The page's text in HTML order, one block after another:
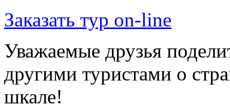
Заказать тур on-line
Уважаемые друзья
другими туристами о
шкале!